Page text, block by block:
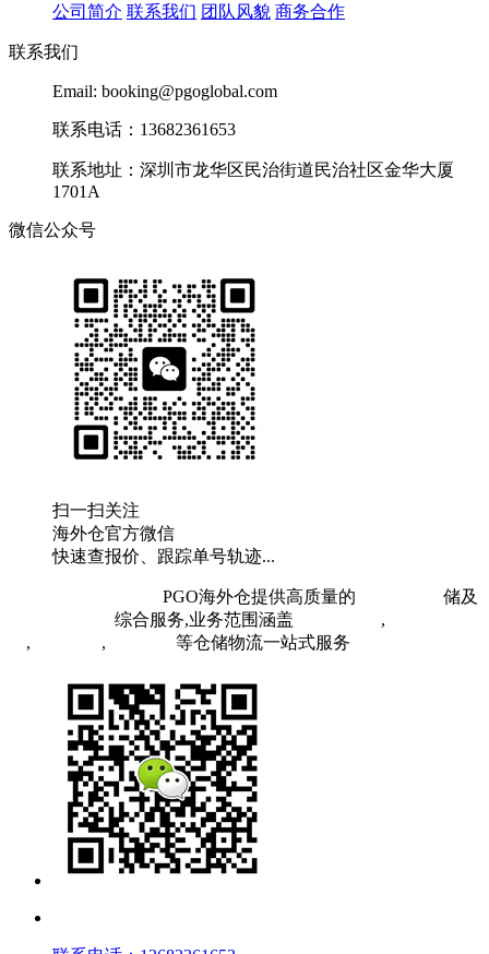
公司简介 联系我们 团队风貌 商务合作
联系我们
Email: booking@pgoglobal.com
联系电话：13682361653
联系地址：深圳市龙华区民治街道民治社区金华大厦
1701A
微信公众号
扫一扫关注
海外仓官方微信
快速查报价、跟踪单号轨迹...
PGO海外仓提供高质量的
储及
综合服务,业务范围涵盖 ,
, , 等仓储物流一站式服务